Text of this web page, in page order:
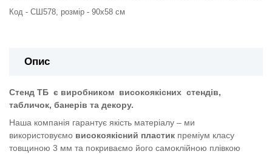
Код - СШ578, розмір - 90х58 см
Опис
Стенд ТБ є виробником високоякісних стендів,
табличок, банерів та декору.
Наша компанія гарантує якість матеріалу – ми
використовуємо високоякісний пластик преміум класу
товщиною 3 мм та покриваємо його самоклійною плівкою